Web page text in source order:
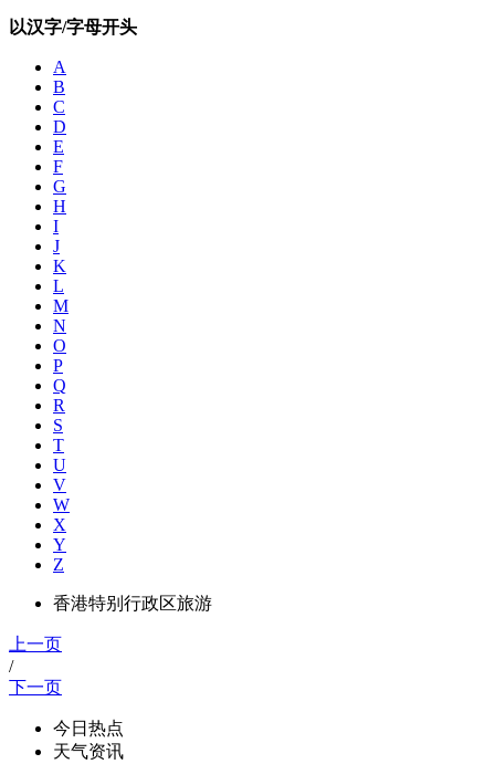
以汉字/字母开头
A
B
C
D
E
F
G
H
I
J
K
L
M
N
O
P
Q
R
S
T
U
V
W
X
Y
Z
香港特别行政区旅游
上一页
/
下一页
今日热点
天气资讯